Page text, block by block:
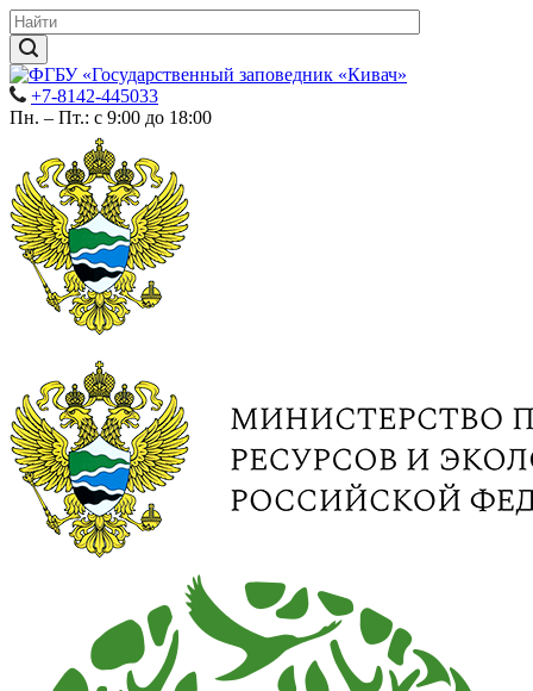
+7-8142-445033
Пн. – Пт.: с 9:00 до 18:00